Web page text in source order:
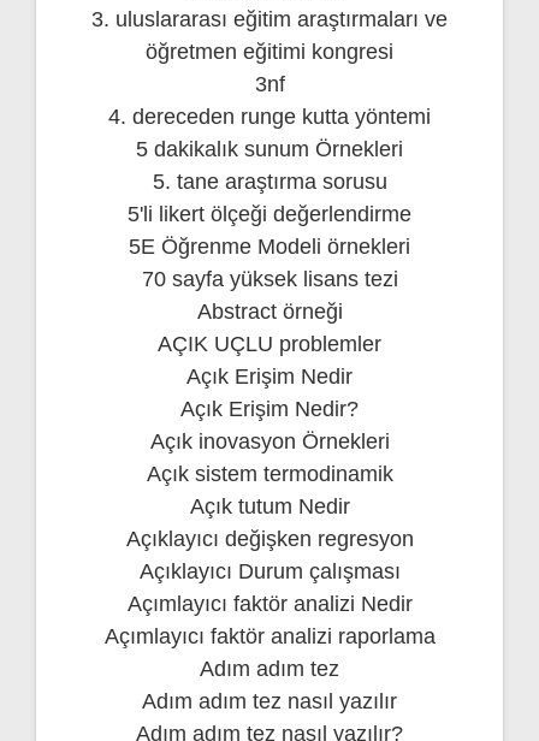
3. uluslararası eğitim araştırmaları ve
öğretmen eğitimi kongresi
3nf
4. dereceden runge kutta yöntemi
5 dakikalık sunum Örnekleri
5. tane araştırma sorusu
5'li likert ölçeği değerlendirme
5E Öğrenme Modeli örnekleri
70 sayfa yüksek lisans tezi
Abstract örneği
AÇIK UÇLU problemler
Açık Erişim Nedir
Açık Erişim Nedir?
Açık inovasyon Örnekleri
Açık sistem termodinamik
Açık tutum Nedir
Açıklayıcı değişken regresyon
Açıklayıcı Durum çalışması
Açımlayıcı faktör analizi Nedir
Açımlayıcı faktör analizi raporlama
Adım adım tez
Adım adım tez nasıl yazılır
Adım adım tez nasıl yazılır?